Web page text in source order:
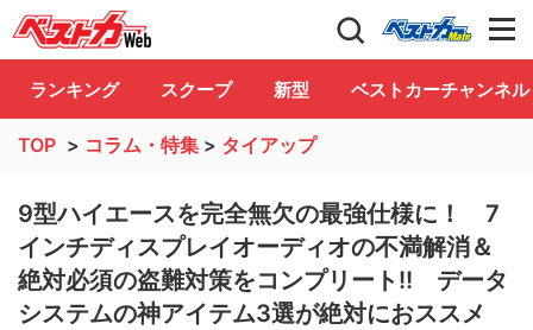
自動車情報誌「ベストカー」 Club
ランキング スクープ 新型 ベストカーチャンネル
TOP > コラム・特集 > タイアップ
9型ハイエースを完全無欠の最強仕様に！ 7
インチディスプレイオーディオの不満解消＆
絶対必須の盗難対策をコンプリート!! データ
システムの神アイテム3選が絶対におススメ